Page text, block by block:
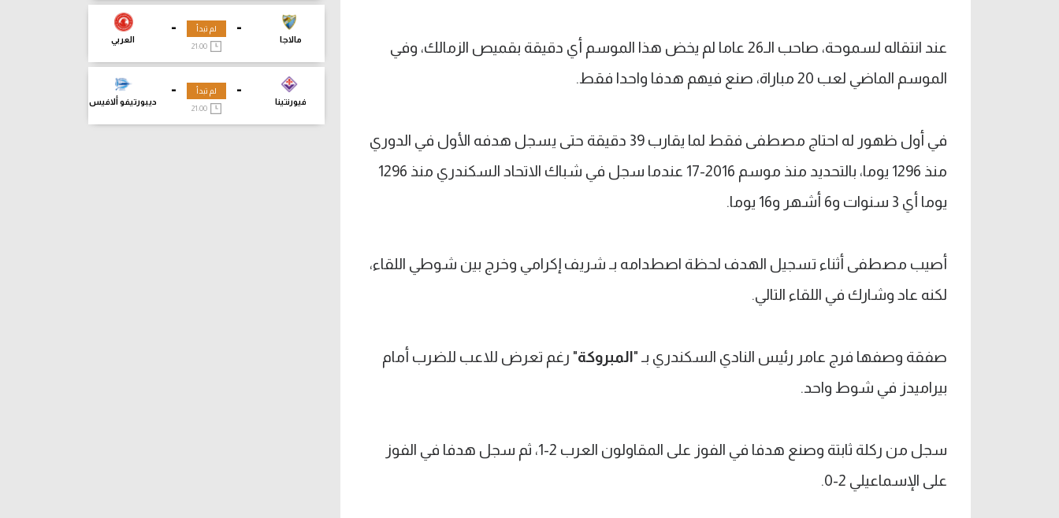
عند انتقاله لسموحة، صاحب الـ26 عاما لم يخض هذا الموسم أي دقيقة بقميص الزمالك، وفي
الموسم الماضي لعب 20 مباراة، صنع فيهم هدفا واحدا فقط.
في أول ظهور له احتاج مصطفى فقط لما يقارب 39 دقيقة حتى يسجل هدفه الأول في الدوري
منذ 1296 يوما، بالتحديد منذ موسم 2016-17 عندما سجل في شباك الاتحاد السكندري منذ 1296
يوما أي 3 سنوات و6 أشهر و16 يوما.
أصيب مصطفى أثناء تسجيل الهدف لحظة اصطدامه بـ شريف إكرامي وخرج بين شوطي اللقاء،
لكنه عاد وشارك في اللقاء التالي.
صفقة وصفها فرج عامر رئيس النادي السكندري بـ "المبروكة" رغم تعرض للاعب للضرب أمام
بيراميدز في شوط واحد.
سجل من ركلة ثابتة وصنع هدفا في الفوز على المقاولون العرب 2-1، ثم سجل هدفا في الفوز
على الإسماعيلي 2-0.
-
مالاجا
-
العربي
لم تبدأ
-
فيورنتينا
-
ديبورتيفو ألافيس
لم تبدأ